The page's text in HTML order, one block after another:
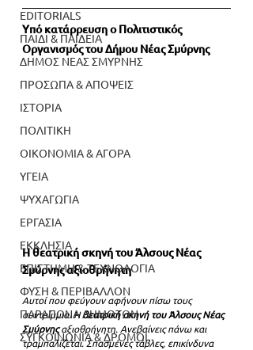
EDITORIALS
ΠΑΙΔΙ & ΠΑΙΔΕΙΑ
ΔΗΜΟΣ ΝΕΑΣ ΣΜΥΡΝΗΣ
ΠΡΟΣΩΠΑ & ΑΠΟΨΕΙΣ
ΙΣΤΟΡΙΑ
ΠΟΛΙΤΙΚΗ
ΟΙΚΟΝΟΜΙΑ & ΑΓΟΡΑ
ΥΓΕΙΑ
ΨΥΧΑΓΩΓΙΑ
ΕΡΓΑΣΙΑ
ΕΚΚΛΗΣΙΑ
ΕΠΙΣΤΗΜΗ & ΤΕΧΝΟΛΟΓΙΑ
ΦΥΣΗ & ΠΕΡΙΒΑΛΛΟΝ
ΠΑΡΑΠΟΝΑ ΔΗΜΟΤΩΝ
ΣΥΓΚΟΙΝΩΝΙΑ & ΔΡΟΜΟΙ
Υπό κατάρρευση ο Πολιτιστικός
Οργανισμός του Δήμου Νέας Σμύρνης
Η θεατρική σκηνή του Άλσους Νέας
Σμύρνης αξιοθρήνητη
Αυτοί που φεύγουν αφήνουν πίσω τους
συντρίμμια. Η θεατρική σκηνή του Άλσους Νέας
Σμύρνης αξιοθρήνητη. Ανεβαίνεις πάνω και
τραμπαλίζεται. Σπασμένες τάβλες, επικίνδυνα